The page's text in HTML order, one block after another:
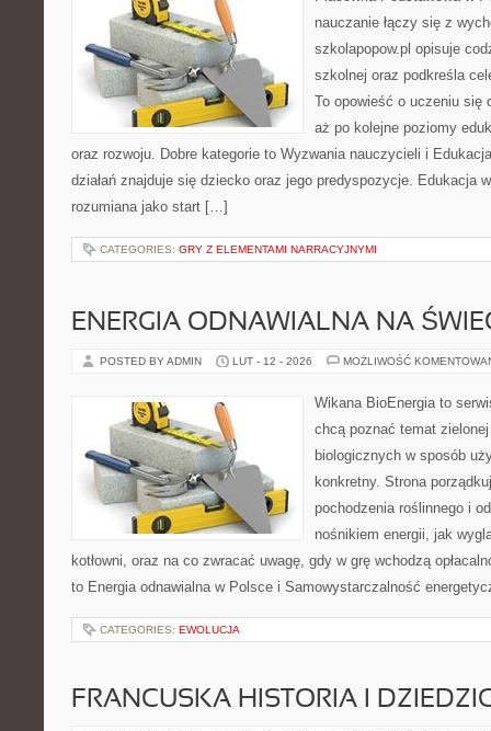
nauczanie łączy się z
szkolapopow.pl opisuje
szkolnej oraz podkreśla
To opowieść o uczeniu się
aż po kolejne poziomy
oraz rozwoju. Dobre kategorie to Wyzwania nauczycieli i
działań znajduje się dziecko oraz jego predyspozycje. Edukacja
rozumiana jako start […]
CATEGORIES: GRY Z ELEMENTAMI NARRACYJNYMI
ENERGIA ODNAWIALNA NA
POSTED BY ADMIN LUT - 12 - 2026 MOŻLIWOŚĆ
Wikana BioEnergia to
chcą poznać temat
biologicznych w sposób
konkretny. Strona
pochodzenia roślinnego i
nośnikiem energii, jak
kotłowni, oraz na co zwracać uwagę, gdy w grę wchodzą
to Energia odnawialna w Polsce i Samowystarczalność
CATEGORIES: EWOLUCJA
FRANCUSKA HISTORIA I